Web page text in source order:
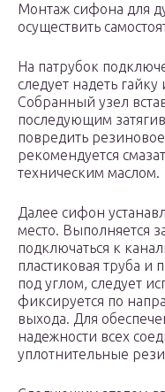
Монтаж сифона для
осуществить
На патрубок
следует надеть
Собранный узел
последующим
повредить
рекомендуется
техническим маслом.
Далее сифон
место. Выполняется
подключаться к
пластиковая труба и
под углом, следует
фиксируется по
выхода. Для
надежности всех
уплотнительные